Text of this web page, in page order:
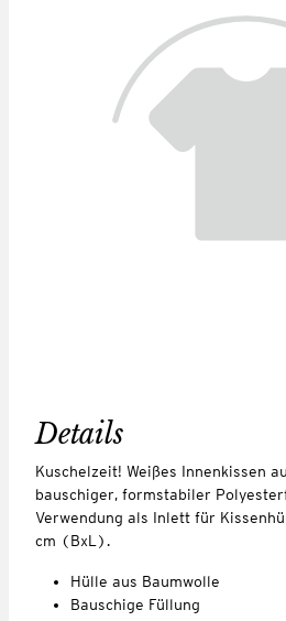
Details
Kuschelzeit! Weißes Innenkissen
bauschiger, formstabiler
Verwendung als Inlett für
cm (BxL).
Hülle aus Baumwolle
Bauschige Füllung